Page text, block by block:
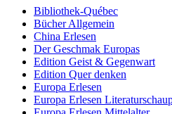
Bibliothek-Québec
Bücher Allgemein
China Erlesen
Der Geschmak Europas
Edition Geist & Gegenwart
Edition Quer denken
Europa Erlesen
Europa Erlesen